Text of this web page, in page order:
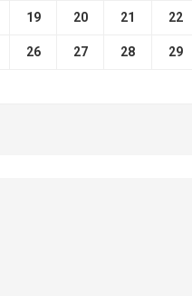
19 20 21 22
26 27 28 29